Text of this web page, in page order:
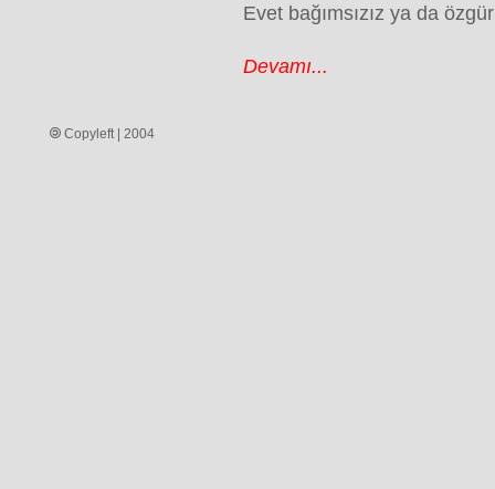
Evet bağımsızız ya da
Devamı...
Copyleft | 2004